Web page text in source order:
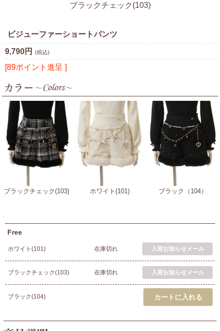
ブラックチェック(103)
ビジューファーショートパンツ
9,790円 (税込)
[89ポイント進呈 ]
ブラックチェック(103) ホワイト(101) ブラック（104）
Free
ホワイト(101) 在庫切れ
ブラックチェック(103) 在庫切れ
ブラック(104)